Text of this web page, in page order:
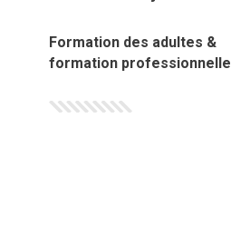
Formation des adultes &
formation professionnelle